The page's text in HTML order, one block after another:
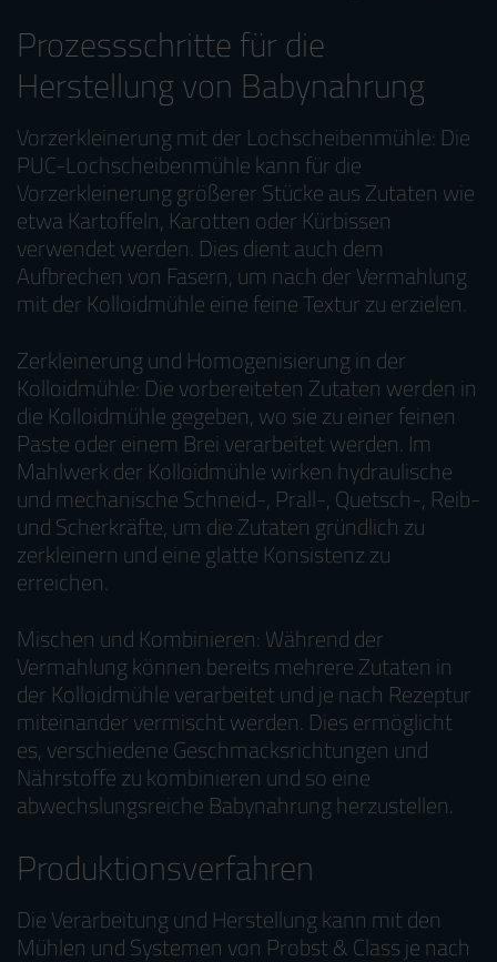
Prozessschritte für die
Herstellung von Babynahrung
Vorzerkleinerung mit der Lochscheibenmühle: Die
PUC-Lochscheibenmühle kann für die
Vorzerkleinerung größerer Stücke aus Zutaten wie
etwa Kartoffeln, Karotten oder Kürbissen
verwendet werden. Dies dient auch dem
Aufbrechen von Fasern, um nach der Vermahlung
mit der Kolloidmühle eine feine Textur zu erzielen.
Zerkleinerung und Homogenisierung in der
Kolloidmühle: Die vorbereiteten Zutaten werden in
die Kolloidmühle gegeben, wo sie zu einer feinen
Paste oder einem Brei verarbeitet werden. Im
Mahlwerk der Kolloidmühle wirken hydraulische
und mechanische Schneid-, Prall-, Quetsch-, Reib-
und Scherkräfte, um die Zutaten gründlich zu
zerkleinern und eine glatte Konsistenz zu
erreichen.
Mischen und Kombinieren: Während der
Vermahlung können bereits mehrere Zutaten in
der Kolloidmühle verarbeitet und je nach Rezeptur
miteinander vermischt werden. Dies ermöglicht
es, verschiedene Geschmacksrichtungen und
Nährstoffe zu kombinieren und so eine
abwechslungsreiche Babynahrung herzustellen.
Produktionsverfahren
Die Verarbeitung und Herstellung kann mit den
Mühlen und Systemen von Probst & Class je nach